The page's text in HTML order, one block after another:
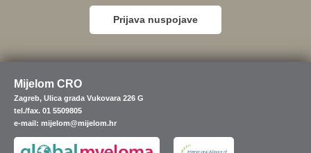
Prijava nuspojave
Mijelom CRO
Zagreb, Ulica grada Vukovara 226 G
tel./fax. 01 5509805
e-mail: mijelom@mijelom.hr